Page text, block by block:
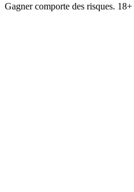
Gagner comporte des risques. 18+